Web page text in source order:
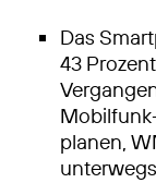
Das
43
planen,